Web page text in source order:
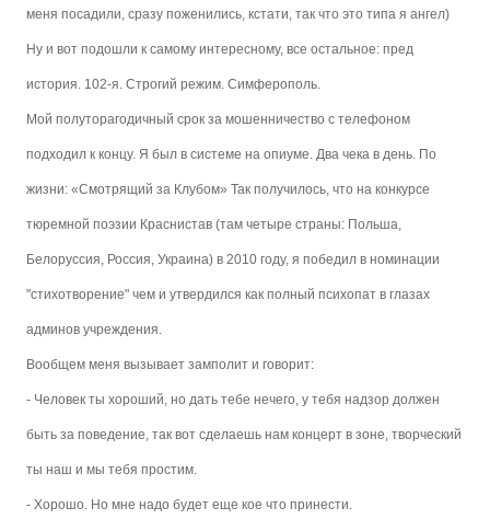
меня посадили, сразу поженились, кстати, так что это типа я ангел)
Ну и вот подошли к самому интересному, все остальное: пред
история. 102-я. Строгий режим. Симферополь.
Мой полуторагодичный срок за мошенничество с телефоном
подходил к концу. Я был в системе на опиуме. Два чека в день. По
жизни: «Смотрящий за Клубом» Так получилось, что на конкурсе
тюремной поэзии Краснистав (там четыре страны: Польша,
Белоруссия, Россия, Украина) в 2010 году, я победил в номинации
"стихотворение" чем и утвердился как полный психопат в глазах
админов учреждения.
Вообщем меня вызывает замполит и говорит:
- Человек ты хороший, но дать тебе нечего, у тебя надзор должен
быть за поведение, так вот сделаешь нам концерт в зоне, творческий
ты наш и мы тебя простим.
- Хорошо. Но мне надо будет еще кое что принести.